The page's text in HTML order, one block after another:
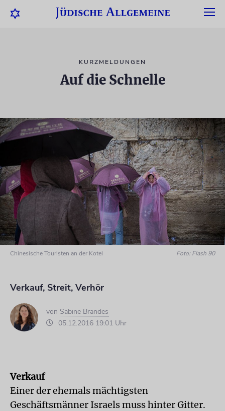
KURZMELDUNGEN
Auf die Schnelle
Chinesische Touristen an der Kotel Foto: Flash 90
Verkauf, Streit, Verhör
von Sabine Brandes
05.12.2016 19:01 Uhr
Verkauf
Einer der ehemals mächtigsten
Geschäftsmänner Israels muss hinter Gitter.